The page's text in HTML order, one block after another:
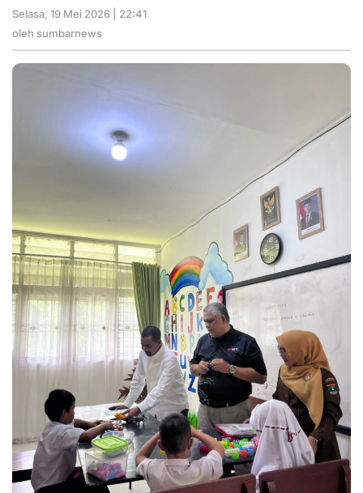
Selasa, 19 Mei 2026 | 22:41
oleh sumbarnews